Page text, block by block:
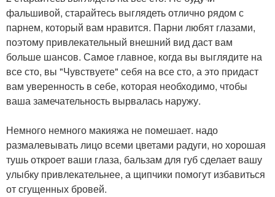
фальшивой, старайтесь выглядеть отлично рядом с
парнем, который вам нравится. Парни любят глазами,
поэтому привлекательный внешний вид даст вам
больше шансов. Самое главное, когда вы выглядите на
все сто, вы "Чувствуете" себя на все сто, а это придаст
вам уверенность в себе, которая необходимо, чтобы
ваша замечательность вырвалась наружу.
Немного немного макияжа не помешает. надо
размалевывать лицо всеми цветами радуги, но хорошая
тушь откроет ваши глаза, бальзам для губ сделает вашу
улыбку привлекательнее, а щипчики помогут избавиться
от сгущенных бровей.